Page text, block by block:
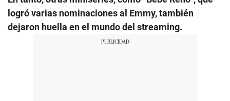
logró varias nominaciones al Emmy, también
dejaron huella en el mundo del streaming.